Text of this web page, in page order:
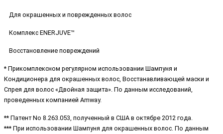
Для окрашенных и поврежденных волос
Комплекс ENERJUVE™
Восстановление повреждений
* Прикомплексном регулярном использовании Шампуня и
Кондиционера для окрашенных волос, Восстанавливающей маски и
Спрея для волос «Двойная защита». По данным исследований,
проведенных компанией Amway.
** Патент No 8.263.053, полученный в США в октябре 2012 года.
*** При использовании Шампуня для окрашенных волос. По данным